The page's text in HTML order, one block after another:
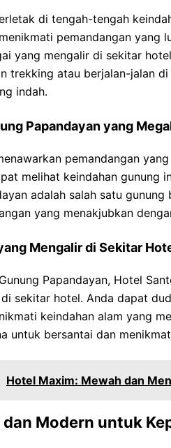
di tengah-tengah
pemandangan yang
yang mengalir di sekitar
trekking atau berjalan-jalan
indah.
Papandayan yang
pemandangan
melihat keindahan gunung
adalah salah satu
yang menakjubkan
Mengalir di Sekitar
Papandayan, Hotel
sekitar hotel. Anda dapat
keindahan alam yang
untuk bersantai dan
Hotel Maxim: Mewah dan
dan Modern untuk